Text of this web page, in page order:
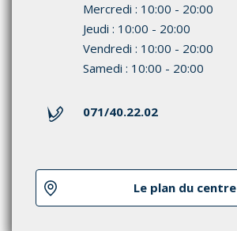
Mercredi : 10:00 - 20:00
Jeudi : 10:00 - 20:00
Vendredi : 10:00 - 20:00
Samedi : 10:00 - 20:00
071/40.22.02
Le plan du centre